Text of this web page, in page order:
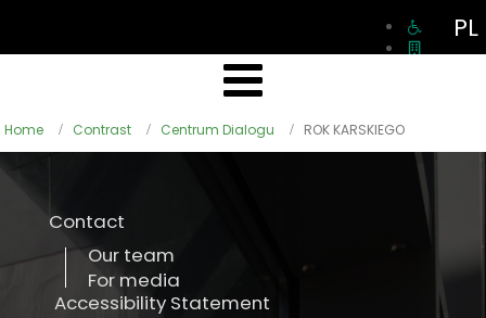
PL
Home Contrast Centrum Dialogu ROK KARSKIEGO
Contact
Our team
For media
Accessibility Statement